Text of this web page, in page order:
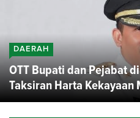
DAERAH
OTT Bupati dan Pejabat
Taksiran Harta Kekayaan